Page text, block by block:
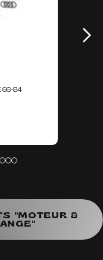
66-84
"MOTEUR &